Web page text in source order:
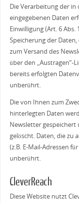
Die Verarbeitung der
eingegebenen Daten
Einwilligung (Art. 6 Abs.
Speicherung der
zum Versand des
über den „Austragen“-
bereits erfolgten
unberührt.
Die von Ihnen zum
hinterlegten Daten
Newsletter gespeichert
gelöscht. Daten, die zu
(z.B. E-Mail-Adressen
unberührt.
CleverReach
Diese Website nutzt